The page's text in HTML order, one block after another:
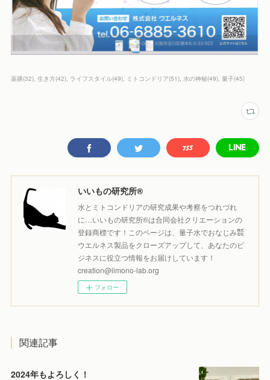
薬膳(32) 生き方(42) ライフスタイル(49) ミトコンドリア(51) 水の神秘(49) 量子(45)
いいもの研究所®️
水とミトコンドリアの研究成果や考察をつれづれ
に…いいもの研究所®️は合同会社クリエーションの
登録商標です！このページは、量子水でおなじみ㍿
ウエルネス製品をクローズアップして、あなたのビ
ジネスに役立つ情報をお届けしています！
creation@iimono-lab.org
フォロー
関連記事
2024年もよろしく！